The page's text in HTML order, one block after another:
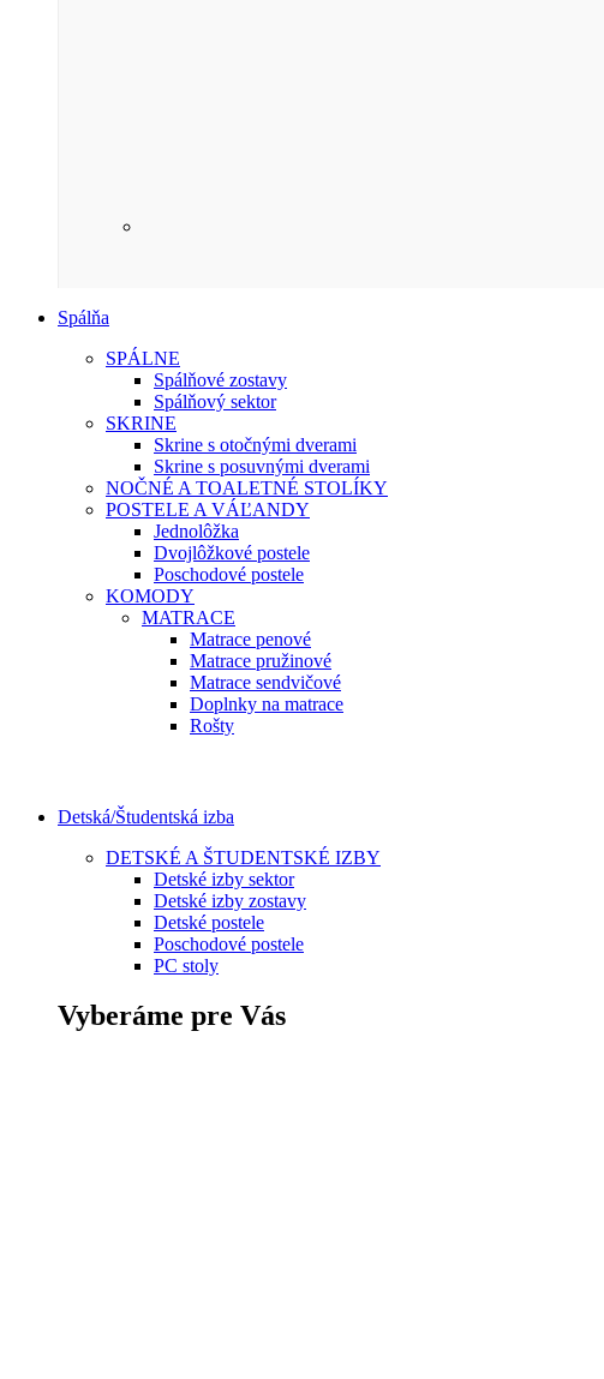
Spálňa
SPÁLNE
Spálňové zostavy
Spálňový sektor
SKRINE
Skrine s otočnými dverami
Skrine s posuvnými dverami
NOČNÉ A TOALETNÉ STOLÍKY
POSTELE A VÁĽANDY
Jednolôžka
Dvojlôžkové postele
Poschodové postele
KOMODY
MATRACE
Matrace penové
Matrace pružinové
Matrace sendvičové
Doplnky na matrace
Rošty
Detská/Študentská izba
DETSKÉ A ŠTUDENTSKÉ IZBY
Detské izby sektor
Detské izby zostavy
Detské postele
Poschodové postele
PC stoly
Vyberáme pre Vás